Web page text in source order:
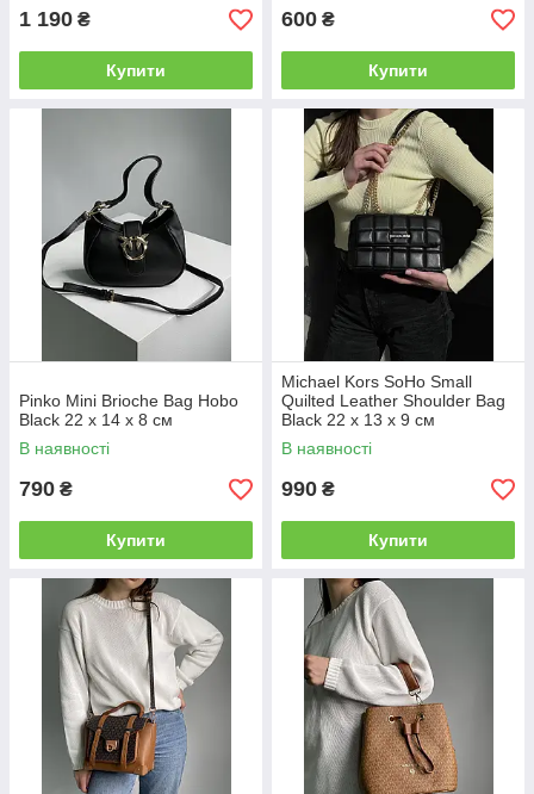
1 190 ₴
Купити
600 ₴
Купити
Pinko Mini Brioche Bag Hobo
Black 22 x 14 x 8 см
В наявності
790 ₴
Купити
Michael Kors SoHo Small
Quilted Leather Shoulder Bag
Black 22 х 13 х 9 см
В наявності
990 ₴
Купити